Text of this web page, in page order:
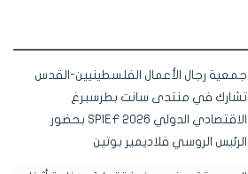
جمعية رجال الأعمال الفلسطينيين-القدس
تشارك في منتدى سانت بطرسبرغ
الاقتصادي الدولي SPIEF 2026 بحضور
الرئيس الروسي فلاديمير بوتين